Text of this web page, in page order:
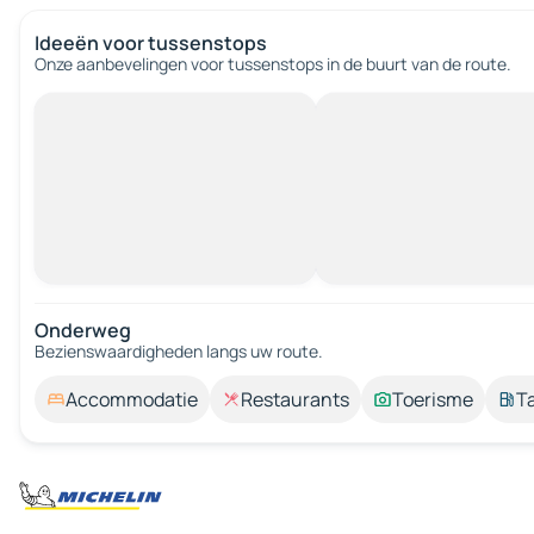
Ideeën voor tussenstops
Onze aanbevelingen voor tussenstops in de buurt van de route.
Onderweg
Bezienswaardigheden langs uw route.
Accommodatie Restaurants Toerisme